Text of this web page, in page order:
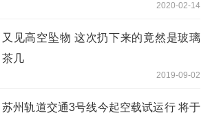
2020-02-14
又见高空坠物 这次扔下来的竟然是玻璃
茶几
2019-09-02
苏州轨道交通3号线今起空载试运行 将于